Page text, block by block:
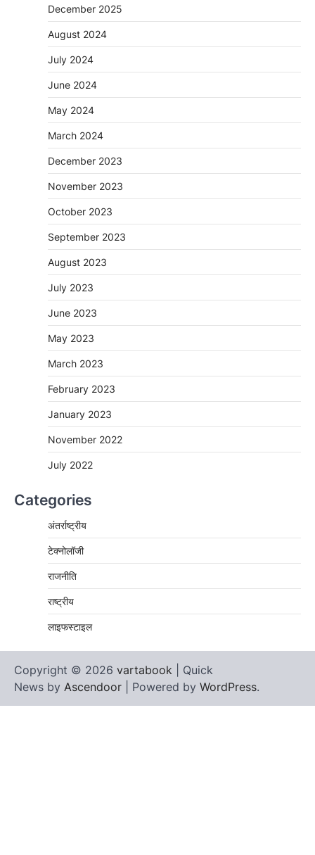
December 2025
August 2024
July 2024
June 2024
May 2024
March 2024
December 2023
November 2023
October 2023
September 2023
August 2023
July 2023
June 2023
May 2023
March 2023
February 2023
January 2023
November 2022
July 2022
Categories
अंतर्राष्ट्रीय
टेक्नोलॉजी
राजनीति
राष्ट्रीय
लाइफस्टाइल
Copyright © 2026 vartabook | Quick
News by Ascendoor | Powered by WordPress.